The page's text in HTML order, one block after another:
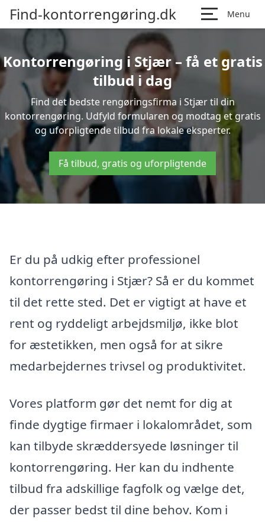
Find-kontorrengøring.dk Menu
Kontorrengøring i Stjær – få et gratis
tilbud i dag
Find det bedste rengøringsfirma i Stjær til din
kontorrengøring. Udfyld formularen og modtag et gratis
og uforpligtende tilbud fra lokale eksperter.
Få tilbud, gratis og uforpligtende
Er du på udkig efter professionel
kontorrengøring i Stjær? Så er du kommet
til det rette sted. Det er vigtigt at have et
rent og ryddeligt arbejdsmiljø, ikke blot
for æstetikken, men også for at sikre
medarbejdernes trivsel og produktivitet.
Vores platform gør det nemt for dig at
finde dygtige firmaer i lokalområdet, som
kan tilbyde skræddersyede løsninger til
kontorrengøring. Her kan du indhente
tilbud fra adskillige fagfolk og vælge det,
der passer bedst til dine behov. Kom i